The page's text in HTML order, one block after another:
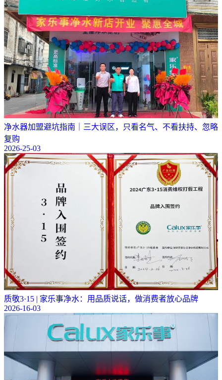
净水器加盟避坑指南｜三大误区，只看名气、不看扶持、忽略
复购
2026-25-03
质敬3·15 | 家乐事净水：用品质说话，做消费者放心品牌
2026-16-03